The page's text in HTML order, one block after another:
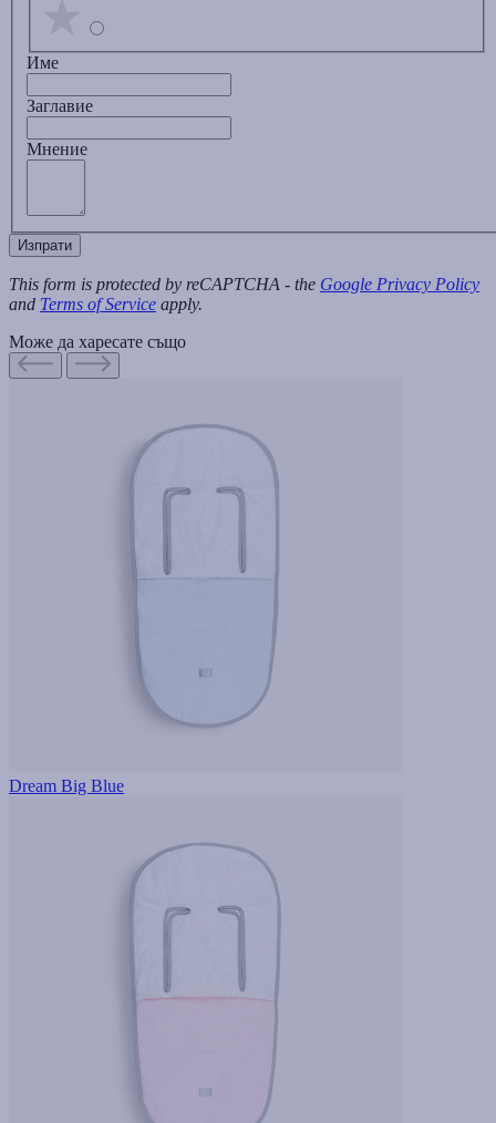
Име
Заглавиe
Мнение
Изпрати
This form is protected by reCAPTCHA - the Google Privacy Policy
and Terms of Service apply.
Може да харесате също
Dream Big Blue